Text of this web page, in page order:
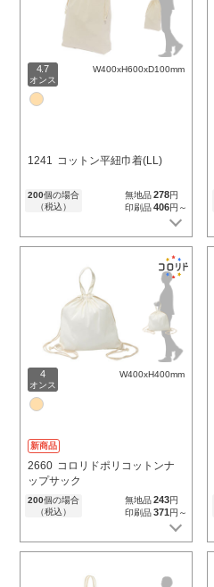
4.7
オンス
W400xH600xD100mm
1241 コットン平紐巾着(LL)
200個の場合
（税込）
無地品278円
印刷品406円～
4
オンス
W400xH400mm
新商品
2660 コロリドポリコットンナ
ップサック
200個の場合
（税込）
無地品243円
印刷品371円～